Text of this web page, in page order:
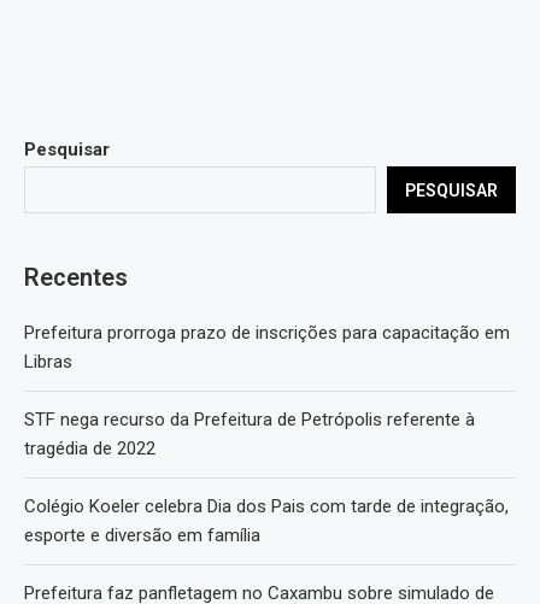
Pesquisar
PESQUISAR
Recentes
Prefeitura prorroga prazo de inscrições para capacitação em
Libras
STF nega recurso da Prefeitura de Petrópolis referente à
tragédia de 2022
Colégio Koeler celebra Dia dos Pais com tarde de integração,
esporte e diversão em família
Prefeitura faz panfletagem no Caxambu sobre simulado de